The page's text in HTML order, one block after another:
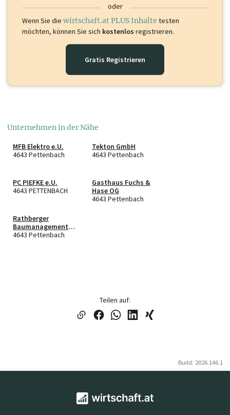
oder
Wenn Sie die wirtschaft.at PLUS Inhalte testen
möchten, können Sie sich kostenlos registrieren.
Gratis Registrieren
Unternehmen in der Nähe
MFB Elektro e.U.
4643 Pettenbach
Tekton GmbH
4643 Pettenbach
PC PIEFKE e.U.
4643 PETTENBACH
Gasthaus Fuchs &
Hase OG
4643 Pettenbach
Rathberger
Baumanagement
GmbH in Liqu.
4643 Pettenbach
Teilen auf:
Build: 2026.146.1